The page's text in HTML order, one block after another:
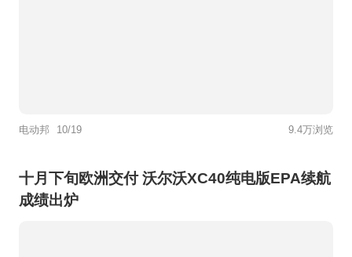
电动邦 10/19 9.4万浏览
十月下旬欧洲交付 沃尔沃XC40纯电版EPA续航
成绩出炉